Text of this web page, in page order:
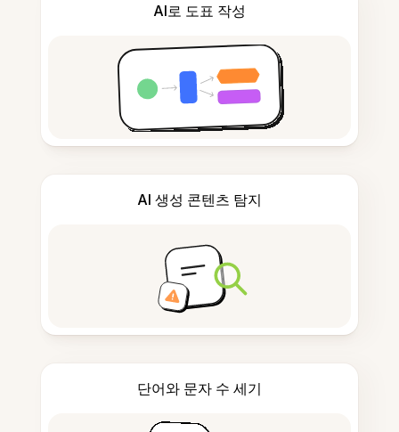
AI로 도표 작성
AI 생성 콘텐츠 탐지
단어와 문자 수 세기